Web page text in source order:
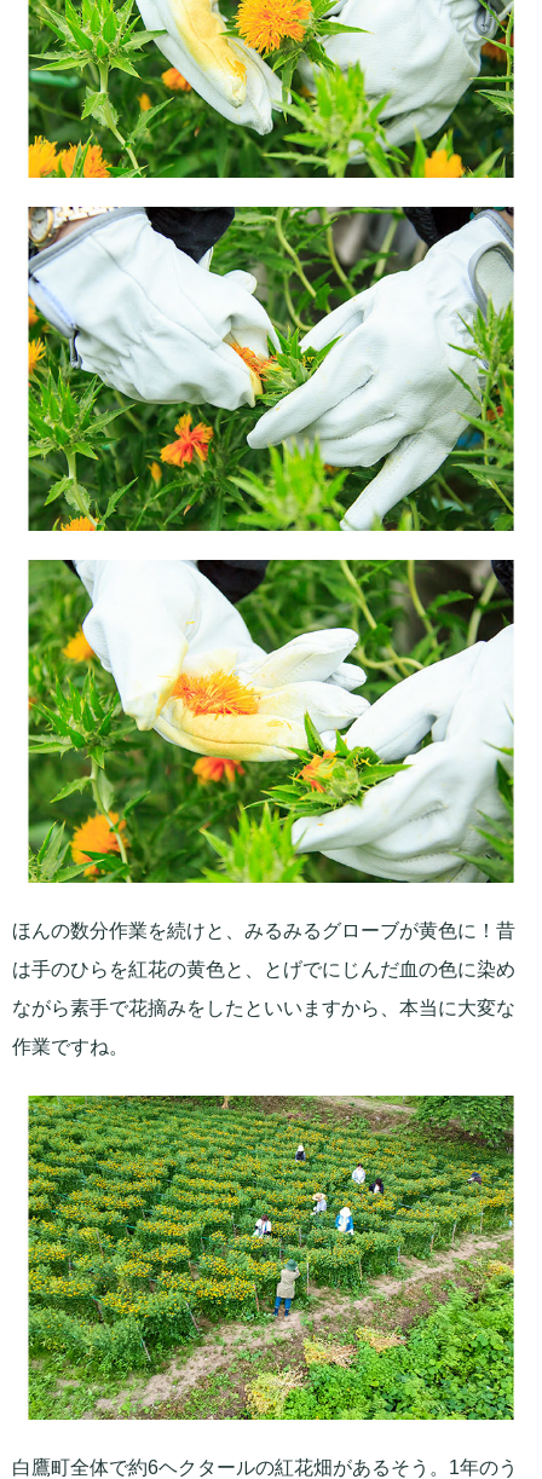
ほんの数分作業を続けと、みるみるグローブが黄色に！昔
は手のひらを紅花の黄色と、とげでにじんだ血の色に染め
ながら素手で花摘みをしたといいますから、本当に大変な
作業ですね。
白鷹町全体で約6ヘクタールの紅花畑があるそう。1年のう